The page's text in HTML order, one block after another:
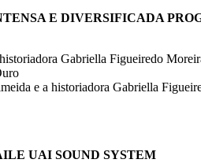
E DIVERSIFICADA
Gabriella Figueiredo
e a historiadora Gabriella
UAI SOUND SYSTEM